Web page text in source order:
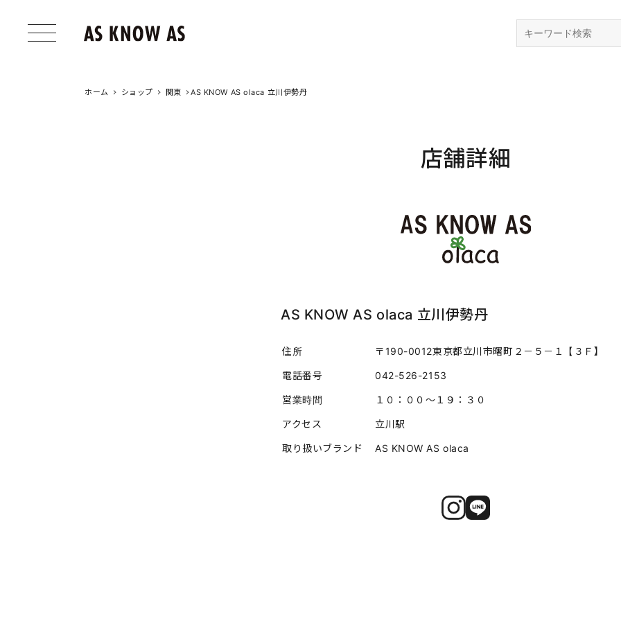
ホーム ショップ 関東 AS KNOW AS olaca 立川伊勢丹
店舗詳細
AS KNOW AS olaca 立川伊勢丹
住所 〒190-0012東京都立川市曙町２－５－１【３Ｆ】
電話番号 042-526-2153
営業時間 １０：００～１９：３０
アクセス 立川駅
取り扱いブランド AS KNOW AS olaca